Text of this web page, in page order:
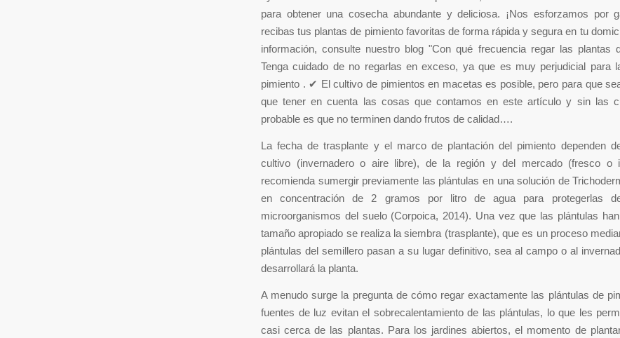
para obtener una cosecha abundante y deliciosa. ¡Nos esforzamos por
recibas tus plantas de pimiento favoritas de forma rápida y segura en tu
información, consulte nuestro blog "Con qué frecuencia regar las plantas
Tenga cuidado de no regarlas en exceso, ya que es muy perjudicial para
pimiento . ✔ El cultivo de pimientos en macetas es posible, pero para que
que tener en cuenta las cosas que contamos en este artículo y sin las
probable es que no terminen dando frutos de calidad….
La fecha de trasplante y el marco de plantación del pimiento dependen
cultivo (invernadero o aire libre), de la región y del mercado (fresco o
recomienda sumergir previamente las plántulas en una solución de
en concentración de 2 gramos por litro de agua para protegerlas
microorganismos del suelo (Corpoica, 2014). Una vez que las plántulas
tamaño apropiado se realiza la siembra (trasplante), que es un proceso
plántulas del semillero pasan a su lugar definitivo, sea al campo o al
desarrollará la planta.
A menudo surge la pregunta de cómo regar exactamente las plántulas de
fuentes de luz evitan el sobrecalentamiento de las plántulas, lo que les
casi cerca de las plantas. Para los jardines abiertos, el momento de